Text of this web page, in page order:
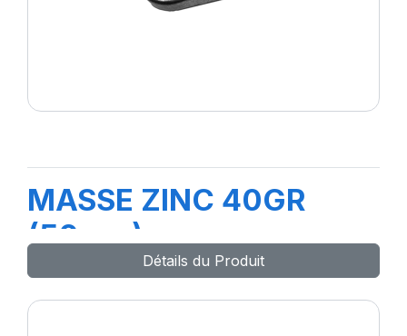
MASSE ZINC 40GR
(50pcs)
Détails du Produit